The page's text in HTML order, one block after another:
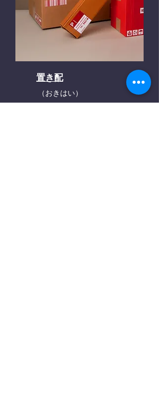
置き配
（おきはい）